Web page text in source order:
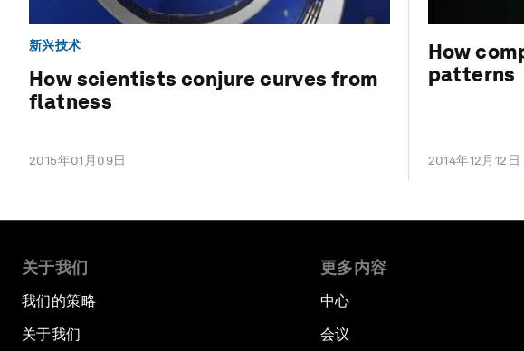
新兴技术
How scientists conjure curves from
flatness
2015年01月09日
How
patterns
2014年12月12日
关于我们
我们的策略
关于我们
更多内容
中心
会议